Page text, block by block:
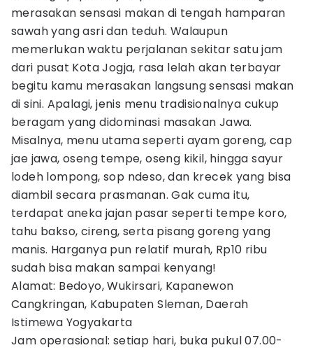
merasakan sensasi makan di tengah hamparan
sawah yang asri dan teduh. Walaupun
memerlukan waktu perjalanan sekitar satu jam
dari pusat Kota Jogja, rasa lelah akan terbayar
begitu kamu merasakan langsung sensasi makan
di sini. Apalagi, jenis menu tradisionalnya cukup
beragam yang didominasi masakan Jawa.
Misalnya, menu utama seperti ayam goreng, cap
jae jawa, oseng tempe, oseng kikil, hingga sayur
lodeh lompong, sop ndeso, dan krecek yang bisa
diambil secara prasmanan. Gak cuma itu,
terdapat aneka jajan pasar seperti tempe koro,
tahu bakso, cireng, serta pisang goreng yang
manis. Harganya pun relatif murah, Rp10 ribu
sudah bisa makan sampai kenyang!
Alamat: Bedoyo, Wukirsari, Kapanewon
Cangkringan, Kabupaten Sleman, Daerah
Istimewa Yogyakarta
Jam operasional: setiap hari, buka pukul 07.00-